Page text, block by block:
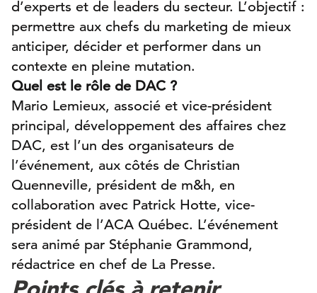
d’experts et de leaders du secteur. L’objectif :
permettre aux chefs du marketing de mieux
anticiper, décider et performer dans un
contexte en pleine mutation.
Quel est le rôle de DAC ?
Mario Lemieux, associé et vice-président
principal, développement des affaires chez
DAC, est l’un des organisateurs de
l’événement, aux côtés de Christian
Quenneville, président de m&h, en
collaboration avec Patrick Hotte, vice-
président de l’ACA Québec. L’événement
sera animé par Stéphanie Grammond,
rédactrice en chef de La Presse.